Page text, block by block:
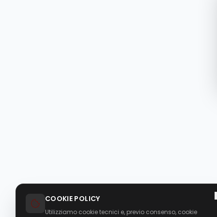
COOKIE POLICY
Utilizziamo cookie tecnici e, previo consenso, cookie